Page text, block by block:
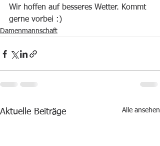
Wir hoffen auf besseres Wetter. Kommt
gerne vorbei :)
Damenmannschaft
Aktuelle Beiträge Alle ansehen